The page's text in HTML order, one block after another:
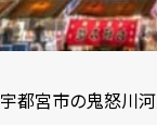
宇都宮市の鬼怒川